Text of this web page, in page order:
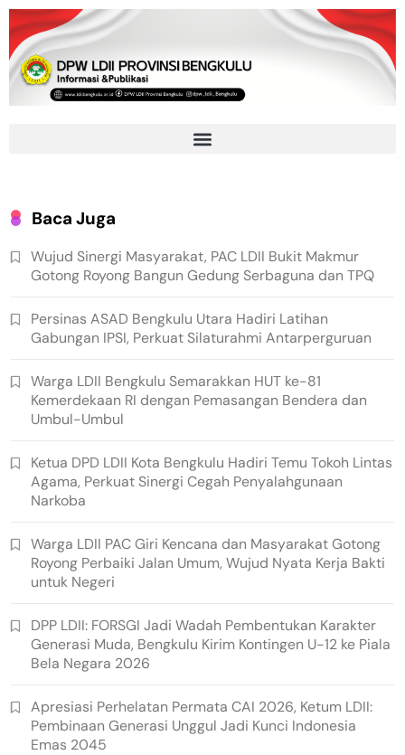
Baca Juga
Wujud Sinergi Masyarakat, PAC LDII Bukit Makmur
Gotong Royong Bangun Gedung Serbaguna dan TPQ
Persinas ASAD Bengkulu Utara Hadiri Latihan
Gabungan IPSI, Perkuat Silaturahmi Antarperguruan
Warga LDII Bengkulu Semarakkan HUT ke-81
Kemerdekaan RI dengan Pemasangan Bendera dan
Umbul-Umbul
Ketua DPD LDII Kota Bengkulu Hadiri Temu Tokoh Lintas
Agama, Perkuat Sinergi Cegah Penyalahgunaan
Narkoba
Warga LDII PAC Giri Kencana dan Masyarakat Gotong
Royong Perbaiki Jalan Umum, Wujud Nyata Kerja Bakti
untuk Negeri
DPP LDII: FORSGI Jadi Wadah Pembentukan Karakter
Generasi Muda, Bengkulu Kirim Kontingen U-12 ke Piala
Bela Negara 2026
Apresiasi Perhelatan Permata CAI 2026, Ketum LDII:
Pembinaan Generasi Unggul Jadi Kunci Indonesia
Emas 2045